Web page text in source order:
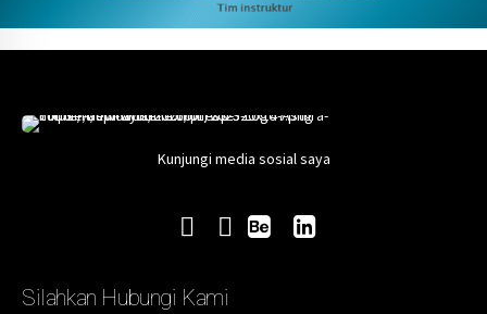
Kunjungi media sosial saya
Silahkan Hubungi Kami